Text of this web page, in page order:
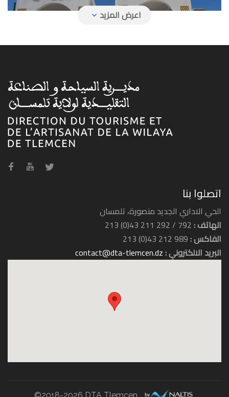
فندق تافنة
فندق حمام بوغرارة
فندق الرياض
اتصلوا بنا
الحي الاداري الجديد منصورة، تلمسان
الهاتف :792 / 292 211 43(0) 213
الفاكس :989 212 43(0) 213
البريد الالكتروني :contact@dta-tlemcen.dz
©2018-2026 DTA Tlemcen.